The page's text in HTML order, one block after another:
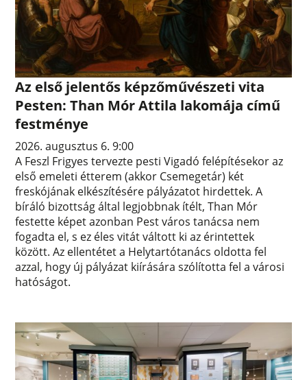
Az első jelentős képzőművészeti vita
Pesten: Than Mór Attila lakomája című
festménye
2026. augusztus 6. 9:00
A Feszl Frigyes tervezte pesti Vigadó felépítésekor az
első emeleti étterem (akkor Csemegetár) két
freskójának elkészítésére pályázatot hirdettek. A
bíráló bizottság által legjobbnak ítélt, Than Mór
festette képet azonban Pest város tanácsa nem
fogadta el, s ez éles vitát váltott ki az érintettek
között. Az ellentétet a Helytartótanács oldotta fel
azzal, hogy új pályázat kiírására szólította fel a városi
hatóságot.